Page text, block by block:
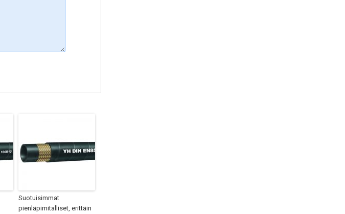
Suotuisimmat
pienläpimitalliset, erittäin